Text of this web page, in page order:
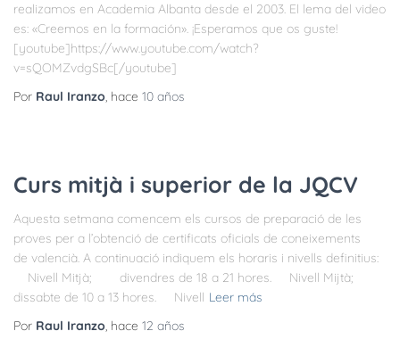
realizamos en Academia Albanta desde el 2003. El lema del video
es: «Creemos en la formación». ¡Esperamos que os guste!
[youtube]https://www.youtube.com/watch?
v=sQOMZvdgSBc[/youtube]
Por Raul Iranzo, hace 10 años
Curs mitjà i superior de la JQCV
Aquesta setmana comencem els cursos de preparació de les
proves per a l’obtenció de certificats oficials de coneixements
de valencià. A continuació indiquem els horaris i nivells definitius:
Nivell Mitjà; divendres de 18 a 21 hores. Nivell Mijtà;
dissabte de 10 a 13 hores. Nivell Leer más
Por Raul Iranzo, hace 12 años